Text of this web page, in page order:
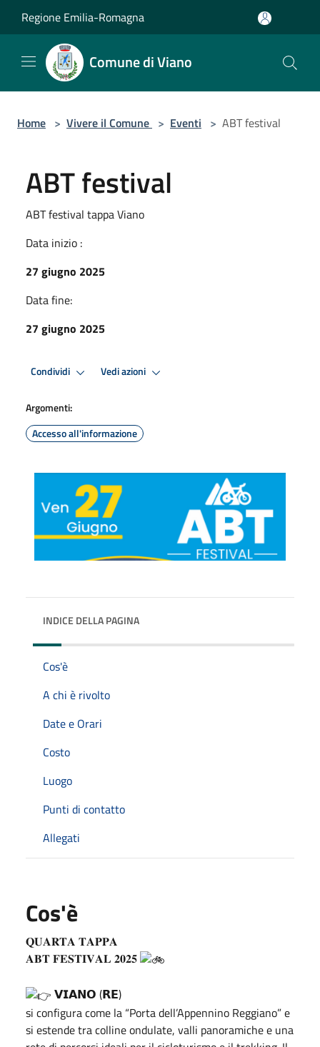
Regione Emilia-Romagna
Comune di Viano
Home > Vivere il Comune > Eventi > ABT festival
ABT festival
ABT festival tappa Viano
Data inizio :
27 giugno 2025
Data fine:
27 giugno 2025
Condividi Vedi azioni
Argomenti:
Accesso all'informazione
INDICE DELLA PAGINA
Cos'è
A chi è rivolto
Date e Orari
Costo
Luogo
Punti di contatto
Allegati
Cos'è
𝐐𝐔𝐀𝐑𝐓𝐀 𝐓𝐀𝐏𝐏𝐀
𝐀𝐁𝐓 𝐅𝐄𝐒𝐓𝐈𝐕𝐀𝐋 𝟐𝟎𝟐𝟓
𝗩𝗜𝗔𝗡𝗢 (𝗥𝗘)
si configura come la “Porta dell’Appennino Reggiano” e
si estende tra colline ondulate, valli panoramiche e una